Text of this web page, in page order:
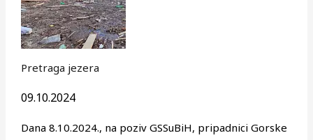
Pretraga jezera
09.10.2024
Dana 8.10.2024., na poziv GSSuBiH, pripadnici Gorske